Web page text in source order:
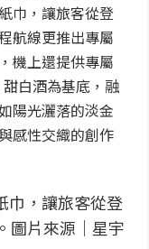
巾，讓旅客從登
航線更推出專屬
機上還提供專屬
白酒為基底，融
陽光灑落的淡金
感性交織的創作